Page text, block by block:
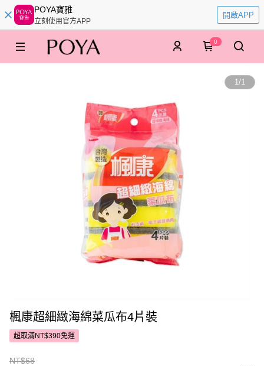
POYA寶雅
立刻使用官方APP
開啟APP
0
1/1
楓康超細緻海綿菜瓜布4片裝
超取滿NT$390免運
NT$68